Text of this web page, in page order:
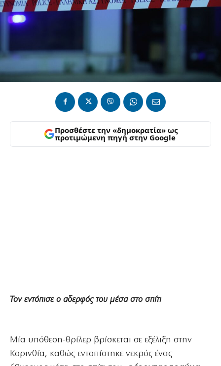
Προσθέστε την «δημοκρατία» ως
προτιμώμενη πηγή στην Google
Τον εντόπισε ο αδερφός του μέσα στο σπίτι
Μία υπόθεση-θρίλερ βρίσκεται σε εξέλιξη στην
Κορινθία, καθώς εντοπίστηκε νεκρός ένας